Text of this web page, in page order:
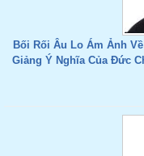
Bối Rối Âu Lo Ám Ảnh
Giảng Ý Nghĩa Của Đức